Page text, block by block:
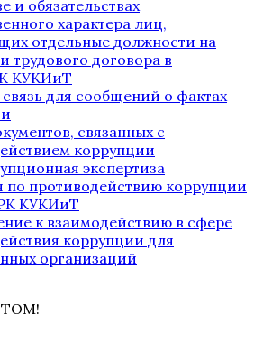
и обязательствах
характера лиц,
отдельные должности на
трудового договора в
КУКИиТ
для сообщений о фактах
связанных с
коррупции
экспертиза
по противодействию коррупции
КУКИиТ
к взаимодействию в сфере
коррупции для
организаций